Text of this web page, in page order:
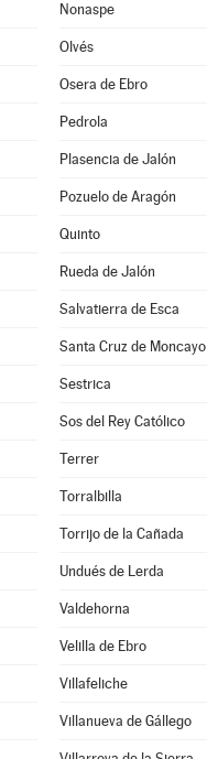
Nonaspe
Olvés
Osera de Ebro
Pedrola
Plasencia de Jalón
Pozuelo de Aragón
Quinto
Rueda de Jalón
Salvatierra de Esca
Santa Cruz de Moncayo
Sestrica
Sos del Rey Católico
Terrer
Torralbilla
Torrijo de la Cañada
Undués de Lerda
Valdehorna
Velilla de Ebro
Villafeliche
Villanueva de Gállego